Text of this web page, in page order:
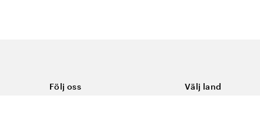
Följ oss Välj land